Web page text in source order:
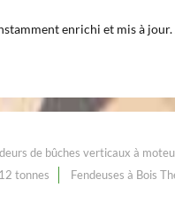
enrichi et mis à
de bûches verticaux à
tonnes
Fendeuses à Bois